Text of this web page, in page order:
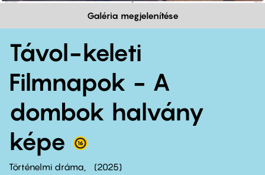
Galéria megjelenítése
Távol-keleti
Filmnapok - A
dombok halvány
képe
Történelmi dráma
2025